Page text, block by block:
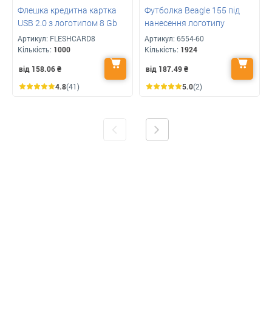
Флешка кредитна картка
USB 2.0 з логотипом 8 Gb
Артикул: FLESHCARD8
Кількість: 1000
від 158.06₴
4.8(41)
Футболка Beagle 155 під
нанесення логотипу
Артикул: 6554-60
Кількість: 1924
від 187.49₴
5.0(2)